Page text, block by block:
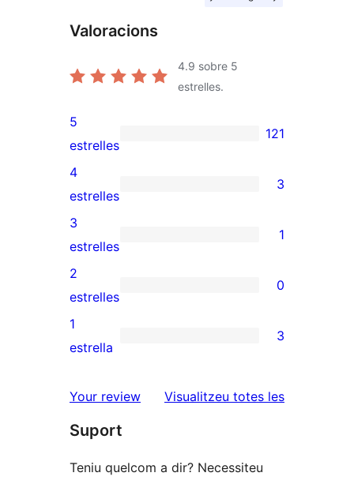
Valoracions
4.9 sobre 5
estrelles.
121
valoracions
de
5
estrelles
5
estrelles
121
3
valoracions
de
4
estrelles
4
estrelles
3
1
valoració
de
3
estrelles
3
estrelles
1
0
valoracions
de
estrelles
2
estrelles
0
3
de
estrelles
1
estrella
3
Your review Visualitzeu totes lesressenyes
Suport
Teniu quelcom a dir? Necessiteu